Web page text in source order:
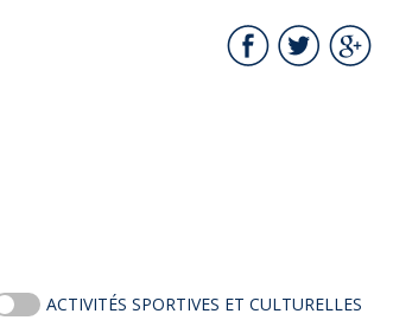
ACTIVITÉS SPORTIVES ET CULTURELLES